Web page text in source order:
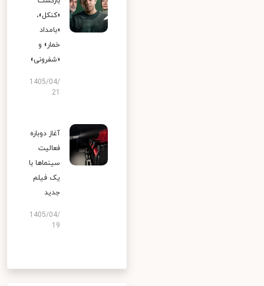
«کنکل»،
«بامداد
خمار» و
«شفرونی»
1405/04/
آغاز دوباره
فعالیت
سینماها با
یک فیلم
جدید
1405/04/
19